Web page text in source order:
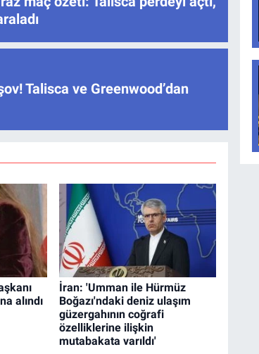
Talisca ve Greenwood’dan
alındı
İran: 'Umman ile Hürmüz
Boğazı'ndaki deniz ulaşım
güzergahının coğrafi
özelliklerine ilişkin
mutabakata varıldı'